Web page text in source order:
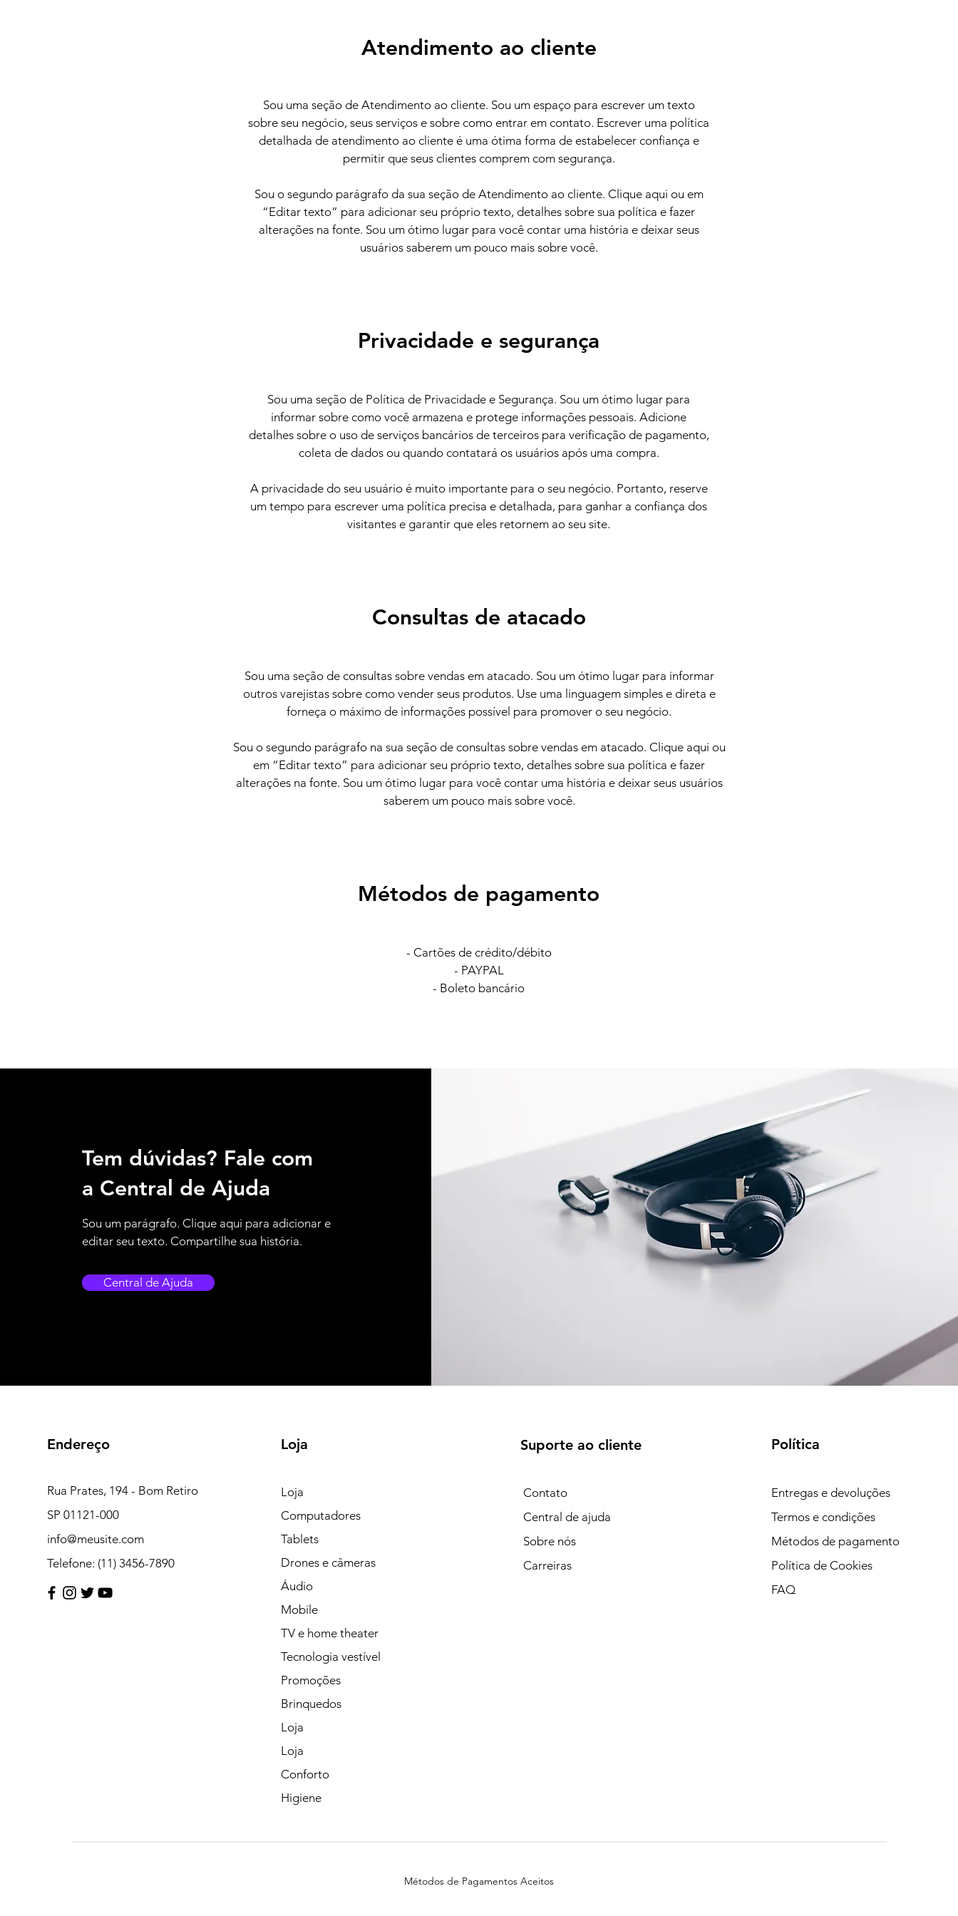
Atendimento ao cliente
Sou uma seção de Atendimento ao cliente. Sou um espaço para escrever um texto
sobre seu negócio, seus serviços e sobre como entrar em contato. Escrever uma política
detalhada de atendimento ao cliente é uma ótima forma de estabelecer confiança e
permitir que seus clientes comprem com segurança.
Sou o segundo parágrafo da sua seção de Atendimento ao cliente. Clique aqui ou em
“Editar texto” para adicionar seu próprio texto, detalhes sobre sua política e fazer
alterações na fonte. Sou um ótimo lugar para você contar uma história e deixar seus
usuários saberem um pouco mais sobre você.
Privacidade e segurança
Sou uma seção de Política de Privacidade e Segurança. Sou um ótimo lugar para
informar sobre como você armazena e protege informações pessoais. Adicione
detalhes sobre o uso de serviços bancários de terceiros para verificação de pagamento,
coleta de dados ou quando contatará os usuários após uma compra.
A privacidade do seu usuário é muito importante para o seu negócio. Portanto, reserve
um tempo para escrever uma política precisa e detalhada, para ganhar a confiança dos
visitantes e garantir que eles retornem ao seu site.
Consultas de atacado
Sou uma seção de consultas sobre vendas em atacado. Sou um ótimo lugar para informar
outros varejistas sobre como vender seus produtos. Use uma linguagem simples e direta e
forneça o máximo de informações possível para promover o seu negócio.
Sou o segundo parágrafo na sua seção de consultas sobre vendas em atacado. Clique aqui ou
em “Editar texto” para adicionar seu próprio texto, detalhes sobre sua política e fazer
alterações na fonte. Sou um ótimo lugar para você contar uma história e deixar seus usuários
saberem um pouco mais sobre você.
Métodos de pagamento
- Cartões de crédito/débito
- PAYPAL
- Boleto bancário
Tem dúvidas? Fale com
a Central de Ajuda
Sou um parágrafo. Clique aqui para adicionar e
editar seu texto. Compartilhe sua história.
Central de Ajuda
Endereço
Rua Prates, 194 - Bom Retiro
SP 01121-000
info@meusite.com
Telefone: (11) 3456-7890
Loja
Loja
Computadores
Tablets
Drones e câmeras
Áudio
Mobile
TV e home theater
Tecnologia vestível
Promoções
Brinquedos
Loja
Loja
Conforto
Higiene
Suporte ao cliente
Contato
Central de ajuda
Sobre nós
Carreiras
Política
Entregas e devoluções
Termos e condições
Métodos de pagamento
Política de Cookies
FAQ
Métodos de Pagamentos Aceitos